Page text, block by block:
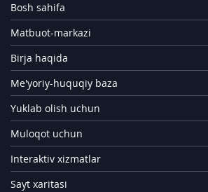
Bosh sahifa
Matbuot-markazi
Birja haqida
Me'yoriy-huquqiy baza
Yuklab olish uchun
Muloqot uchun
Interaktiv xizmatlar
Sayt xaritasi